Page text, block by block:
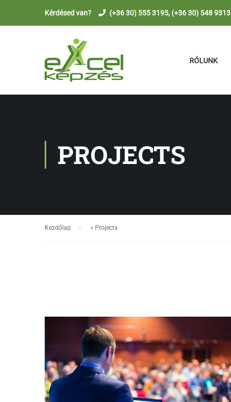
Kérdésed van? (+36 30) 555 3195, (+36 30) 548 9313
RÓLUNK
PROJECTS
Kezdőlap » Projects